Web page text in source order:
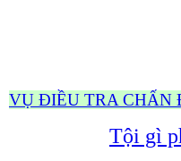
VỤ ĐIỀU TRA CHẤN
Tội gì